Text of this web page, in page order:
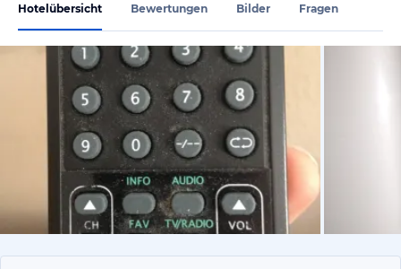
Hotelübersicht Bewertungen Bilder Fragen